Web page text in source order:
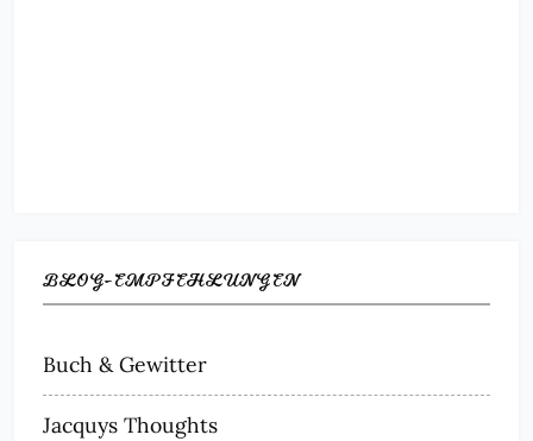
BLOG-EMPFEHLUNGEN
Buch & Gewitter
Jacquys Thoughts